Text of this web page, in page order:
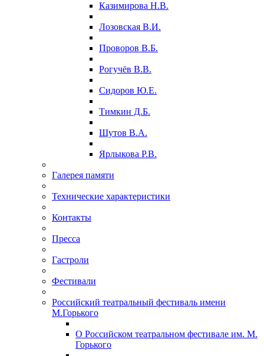
Казимирова Н.В.
Лозовская В.И.
Проворов В.Б.
Рогучёв В.В.
Сидоров Ю.Е.
Тимкин Д.Б.
Шутов В.А.
Ярлыкова Р.В.
Галерея памяти
Технические характеристики
Контакты
Пресса
Гастроли
Фестивали
Российский театральный фестиваль имени
М.Горького
О Российском театральном фестивале им. М.
Горького